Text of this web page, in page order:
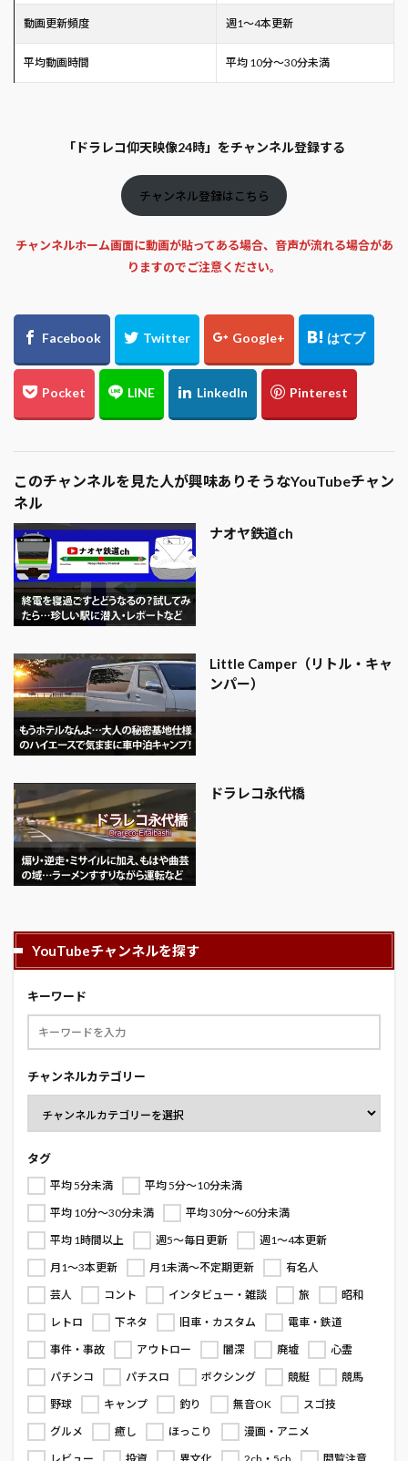
動画更新頻度 週1～4本更新
平均動画時間 平均 10分～30分未満
「ドラレコ仰天映像24時」をチャンネル登録する
チャンネル登録はこちら
チャンネルホーム画面に動画が貼ってある場合、音声が流れる場合があ
りますのでご注意ください。
このチャンネルを見た人が興味ありそうなYouTubeチャン
ネル
ナオヤ鉄道ch
Little Camper（リトル・キャ
ンパー）
ドラレコ永代橋
YouTubeチャンネルを探す
キーワード
チャンネルカテゴリー
タグ
平均 5分未満
平均 5分～10分未満
平均 10分～30分未満
平均 30分～60分未満
平均 1時間以上
週5～毎日更新
週1～4本更新
月1～3本更新
月1未満～不定期更新
有名人
芸人
コント インタビュー・雑談 旅
昭和
レトロ
下ネタ 旧車・カスタム
電車・鉄道
事件・事故
アウトロー 闇深 廃墟
心霊
パチンコ
パチスロ ボクシング 競艇
競馬
野球
キャンプ 釣り 無音OK
スゴ技
グルメ
癒し ほっこり
漫画・アニメ